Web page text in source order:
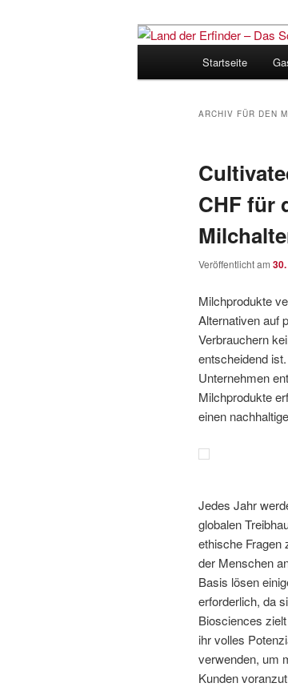
Land
für
Startseite
ARCHIV FÜR DEN
CHF für
Veröffentlicht am
Milchprodukte
Alternativen auf
Verbrauchern
entscheidend
Unternehmen
Milchprodukte
einen
Jedes Jahr
globalen
ethische Fragen
der Menschen
Basis lösen
erforderlich, da
Biosciences
ihr volles
verwenden, um
Kunden